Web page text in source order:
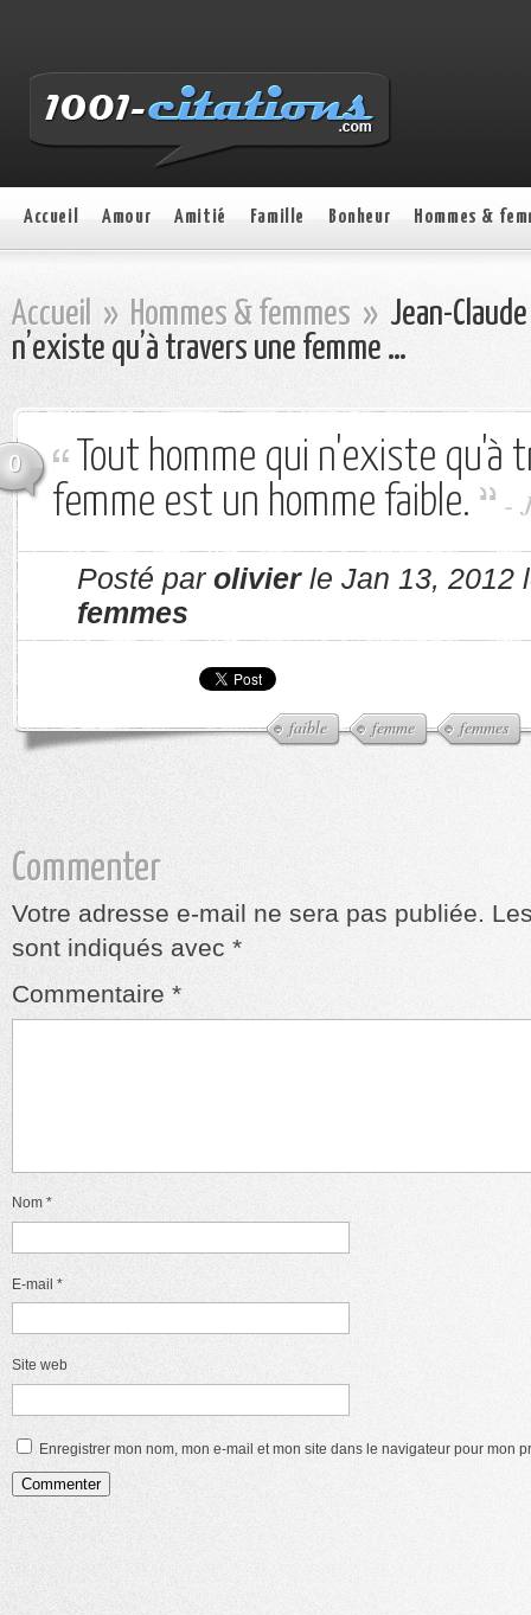
Accueil Amour Amitié Famille Bonheur Hommes &
Accueil » Hommes & femmes » Jean-
n’existe qu’à travers une femme …
0
Tout homme qui n'existe qu'à
femme est un homme faible.
-
Posté par olivierle Jan 13, 2012
femmes
faible femme femmes
Commenter
Votre adresse e-mail ne sera pas publiée.
sont indiqués avec *
Commentaire *
Nom *
E-mail *
Site web
Enregistrer mon nom, mon e-mail et mon site dans le navigateur pour mon